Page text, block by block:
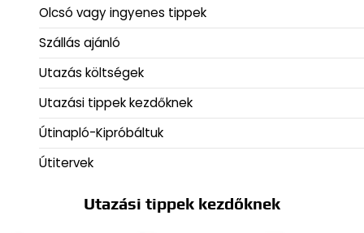
Olcsó vagy ingyenes tippek
Szállás ajánló
Utazás költségek
Utazási tippek kezdőknek
Útinapló-Kipróbáltuk
Útitervek
Utazási tippek kezdőknek